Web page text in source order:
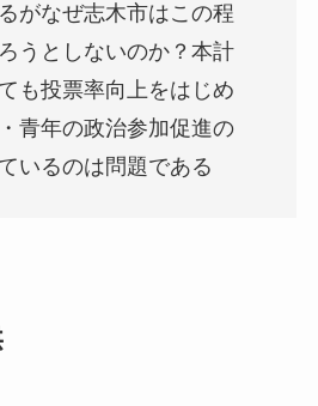
がなぜ志木市はこの程
うとしないのか？本計
も投票率向上をはじめ
青年の政治参加促進の
いるのは問題である